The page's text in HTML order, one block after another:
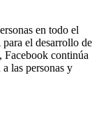
en todo el
el desarrollo de
Facebook continúa
las personas y